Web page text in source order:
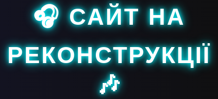
🎧 САЙТ НА
РЕКОНСТРУКЦІЇ
🎶